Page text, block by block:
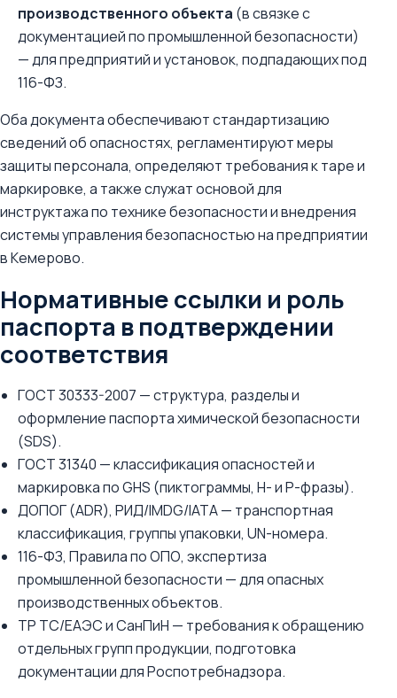
производственного объекта (в связке с
документацией по промышленной безопасности)
— для предприятий и установок, подпадающих под
116-ФЗ.
Оба документа обеспечивают стандартизацию
сведений об опасностях, регламентируют меры
защиты персонала, определяют требования к таре и
маркировке, а также служат основой для
инструктажа по технике безопасности и внедрения
системы управления безопасностью на предприятии
в Кемерово.
Нормативные ссылки и роль
паспорта в подтверждении
соответствия
ГОСТ 30333-2007 — структура, разделы и
оформление паспорта химической безопасности
(SDS).
ГОСТ 31340 — классификация опасностей и
маркировка по GHS (пиктограммы, H- и P-фразы).
ДОПОГ (ADR), РИД/IMDG/IATA — транспортная
классификация, группы упаковки, UN-номера.
116-ФЗ, Правила по ОПО, экспертиза
промышленной безопасности — для опасных
производственных объектов.
ТР ТС/ЕАЭС и СанПиН — требования к обращению
отдельных групп продукции, подготовка
документации для Роспотребнадзора.